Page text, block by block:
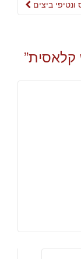
ביצים
קלאסית”